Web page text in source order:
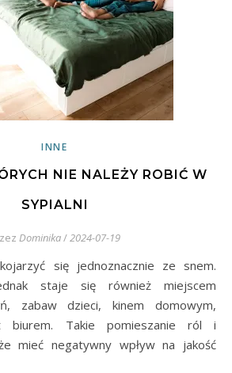
INNE
NIE NALEŻY ROBIĆ W
SYPIALNI
Dominika/2024-07-19
staje się również miejscem
zabaw dzieci, kinem domowym,
biurem. Takie pomieszanie ról i
mieć negatywny wpływ na jakość